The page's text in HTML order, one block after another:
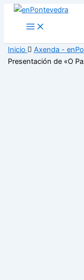
Main
Menu
Inicio Axenda -
Presentación de «O